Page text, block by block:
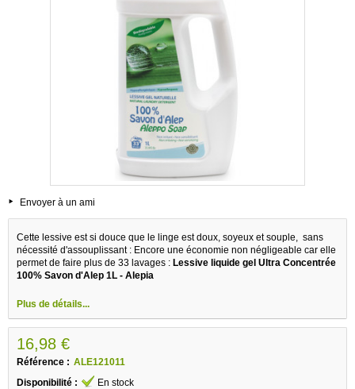
Envoyer à un ami
Cette lessive est si douce que le linge est doux, soyeux et souple, sans
nécessité d'assouplissant : Encore une économie non négligeable car elle
permet de faire plus de 33 lavages : Lessive liquide gel Ultra Concentrée
100% Savon d'Alep 1L - Alepia
Plus de détails...
16,98 €
Référence : ALE121011
Disponibilité :
En stock